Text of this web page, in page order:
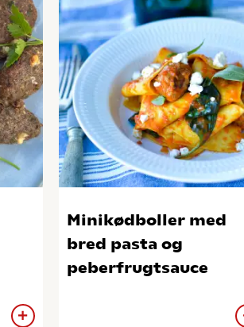
Minikødboller med
bred pasta og
peberfrugtsauce